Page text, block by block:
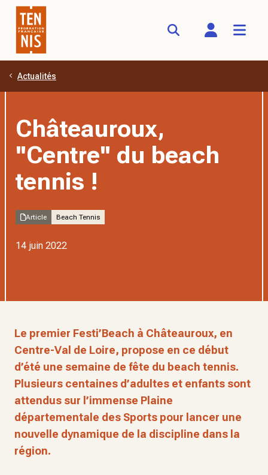
Aller au contenu principal
Actualités
Châteauroux,
''Centre'' du beach
tennis !
Article Beach Tennis
14 juin 2022
Le premier Festi’Beach à Châteauroux, en
Centre-Val de Loire, propose en ce début
d’été une semaine de fête du beach tennis.
Plusieurs centaines d’adultes et enfants sont
attendus sur l’immense Plaine
départementale des Sports pour lancer une
nouvelle dynamique de la discipline dans la
région.